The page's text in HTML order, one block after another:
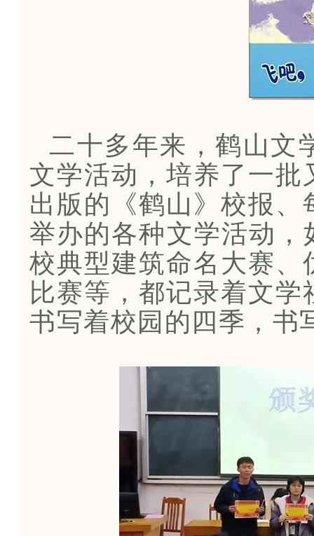
二十多年来，鹤山文
文学活动，培养了一
出版的《鹤山》校报
举办的各种文学活动，
校典型建筑命名大赛
比赛等，都记录着文
书写着校园的四季，书